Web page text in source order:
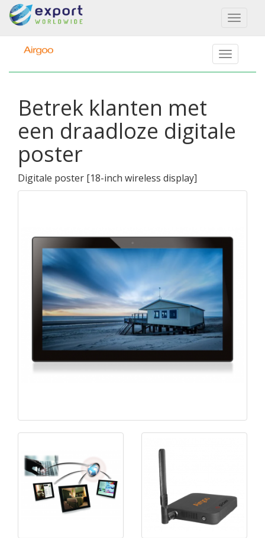
Toggle
Betrek klanten met
een draadloze digitale
poster
Digitale poster [18-inch wireless display]